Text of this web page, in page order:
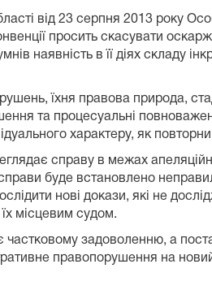
від 23 серпня 2013 року
просить скасувати
наявність в її діях складу
їхня правова природа,
та процесуальні
характеру, як
справу в межах
буде встановлено
нові докази, які не
місцевим судом.
задоволенню, а
правопорушення на